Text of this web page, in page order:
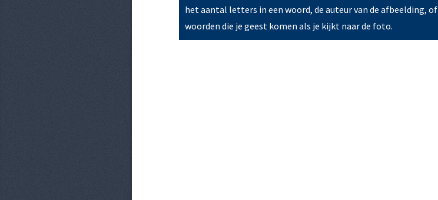
het aantal letters in een woord, de auteur van de afbeelding, of
woorden die je geest komen als je kijkt naar de foto.